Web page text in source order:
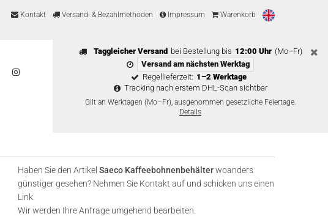
Kontakt Versand- & Bezahlmethoden Impressum Warenkorb
Taggleicher Versand bei Bestellung bis 12:00 Uhr (Mo–Fr)
Versand am nächsten Werktag
Regellieferzeit: 1–2 Werktage
Tracking nach erstem DHL-Scan sichtbar
Gilt an Werktagen (Mo–Fr), ausgenommen gesetzliche Feiertage.
Details
Haben Sie den Artikel Saeco Kaffeebohnenbehälterwoanders
günstiger gesehen? Nehmen Sie Kontakt auf und schicken uns einen
Link.
Wir werden Ihre Anfrage umgehend bearbeiten.